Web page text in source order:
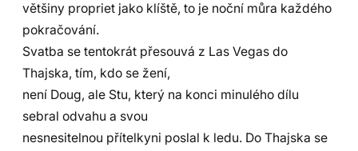
většiny propriet jako klíště, to je noční můra každého
pokračování.
Svatba se tentokrát přesouvá z Las Vegas do
Thajska, tím, kdo se žení,
není Doug, ale Stu, který na konci minulého dílu
sebral odvahu a svou
nesnesitelnou přítelkyni poslal k ledu. Do Thajska se